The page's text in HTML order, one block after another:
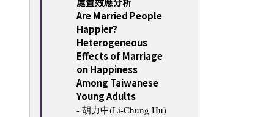
Are Married People
Happier?
Heterogeneous
Effects of Marriage
on Happiness
Among Taiwanese
Young Adults
- 胡力中(Li-Chung Hu)